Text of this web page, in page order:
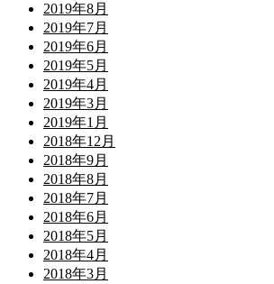
2019年8月
2019年7月
2019年6月
2019年5月
2019年4月
2019年3月
2019年1月
2018年12月
2018年9月
2018年8月
2018年7月
2018年6月
2018年5月
2018年4月
2018年3月